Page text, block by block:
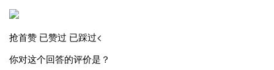
抢首赞 已赞过 已踩过<
你对这个回答的评价是？